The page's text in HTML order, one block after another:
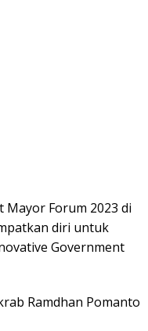
Mayor Forum 2023 di
diri untuk
Government
Ramdhan Pomanto